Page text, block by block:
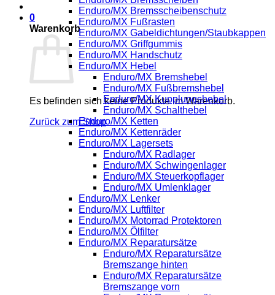
0
Warenkorb
Es befinden sich keine Produkte im Warenkorb.
Zurück zum Shop
Enduro/MX Bremsscheibenschutz
Enduro/MX Fußrasten
Enduro/MX Gabeldichtungen/Staubkappen
Enduro/MX Griffgummis
Enduro/MX Handschutz
Enduro/MX Hebel
Enduro/MX Bremshebel
Enduro/MX Fußbremshebel
Enduro/MX Kupplungshebel
Enduro/MX Schalthebel
Enduro/MX Ketten
Enduro/MX Kettenräder
Enduro/MX Lagersets
Enduro/MX Radlager
Enduro/MX Schwingenlager
Enduro/MX Steuerkopflager
Enduro/MX Umlenklager
Enduro/MX Lenker
Enduro/MX Luftfilter
Enduro/MX Motorrad Protektoren
Enduro/MX Ölfilter
Enduro/MX Reparatursätze
Enduro/MX Reparatursätze
Bremszange hinten
Enduro/MX Reparatursätze
Bremszange vorn